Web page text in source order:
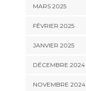
MARS 2025
FÉVRIER 2025
JANVIER 2025
DÉCEMBRE 2024
NOVEMBRE 2024